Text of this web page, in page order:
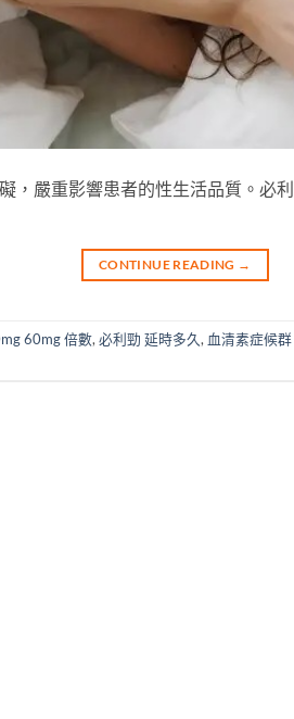
，嚴重影響患者的性生活品質。必
CONTINUE READING →
60mg 倍數, 必利勁 延時多久, 血清素症候群